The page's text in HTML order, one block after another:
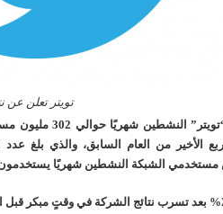
تويتر تعلن عن
وبلغ متوسط عدد
فيما هبط سهم الشركة بنحو 20% بعد تسرب نتائج الشركة في